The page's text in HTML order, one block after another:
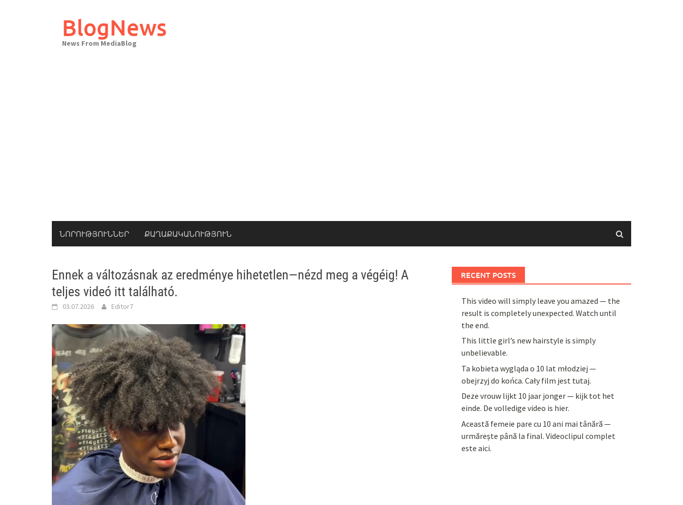
BlogNews
News From MediaBlog
ՆՈՐՈՒԹՅՈՒՆՆԵՐ ՔԱՂԱՔԱԿԱՆՈՒԹՅՈՒՆ
Ennek a változásnak az eredménye hihetetlen—nézd meg a végéig! A
teljes videó itt található.
03.07.2026 Editor7
RECENT POSTS
This video will simply leave you amazed — the
result is completely unexpected. Watch until
the end.
This little girl’s new hairstyle is simply
unbelievable.
Ta kobieta wygląda o 10 lat młodziej —
obejrzyj do końca. Cały film jest tutaj.
Deze vrouw lijkt 10 jaar jonger — kijk tot het
einde. De volledige video is hier.
Această femeie pare cu 10 ani mai tânără —
urmărește până la final. Videoclipul complet
este aici.